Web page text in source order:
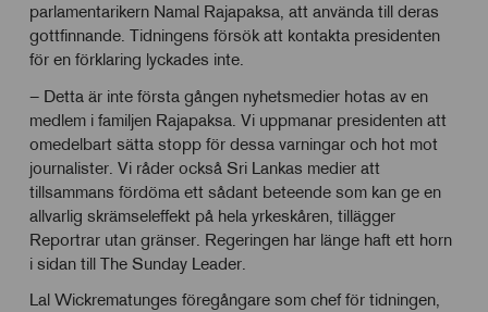
parlamentarikern Namal Rajapaksa, att använda till deras
gottfinnande. Tidningens försök att kontakta presidenten
för en förklaring lyckades inte.
– Detta är inte första gången nyhetsmedier hotas av en
medlem i familjen Rajapaksa. Vi uppmanar presidenten att
omedelbart sätta stopp för dessa varningar och hot mot
journalister. Vi råder också Sri Lankas medier att
tillsammans fördöma ett sådant beteende som kan ge en
allvarlig skrämseleffekt på hela yrkeskåren, tillägger
Reportrar utan gränser. Regeringen har länge haft ett horn
i sidan till The Sunday Leader.
Lal Wickrematunges föregångare som chef för tidningen,